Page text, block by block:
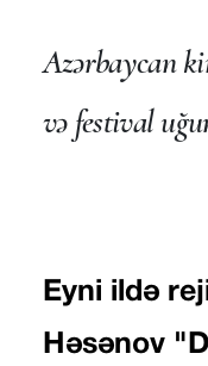
Azərbaycan
və festival
Eyni ildə
Həsənov